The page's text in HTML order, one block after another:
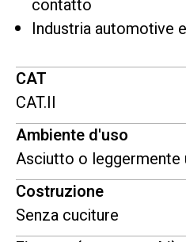
contatto
Industria automotive
CAT
CAT.II
Ambiente d'uso
Asciutto o
Costruzione
Senza cuciture